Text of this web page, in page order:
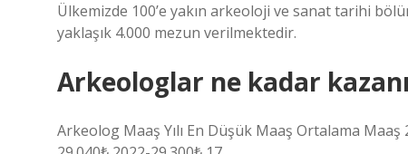
Ülkemizde 100’e yakın arkeoloji ve sanat tarihi
yaklaşık 4.000 mezun verilmektedir.
Arkeologlar ne kadar
Arkeolog Maaş Yılı En Düşük Maaş Ortalama Maaş